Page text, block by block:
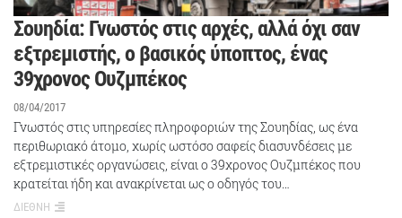
Σουηδία: Γνωστός στις αρχές, αλλά όχι σαν
εξτρεμιστής, ο βασικός ύποπτος, ένας
39χρονος Ουζμπέκος
08/04/2017
Γνωστός στις υπηρεσίες πληροφοριών της Σουηδίας, ως ένα
περιθωριακό άτομο, χωρίς ωστόσο σαφείς διασυνδέσεις με
εξτρεμιστικές οργανώσεις, είναι ο 39χρονος Ουζμπέκος που
κρατείται ήδη και ανακρίνεται ως ο οδηγός του…
ΔΙΕΘΝΗ